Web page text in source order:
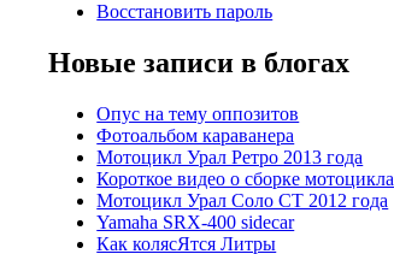
Восстановить пароль
Новые записи в блогах
Опус на тему оппозитов
Фотоальбом караванера
Мотоцикл Урал Ретро 2013 года
Короткое видео о сборке мотоцикла
Мотоцикл Урал Соло СТ 2012 года
Yamaha SRX-400 sidecar
Как колясЯтся Литры